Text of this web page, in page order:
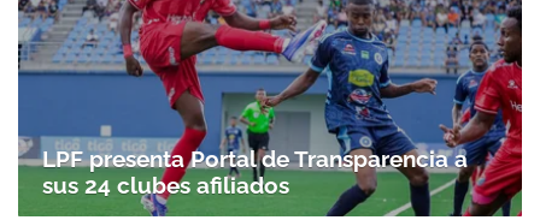
LPF presenta Portal de Transparencia a
sus 24 clubes afiliados